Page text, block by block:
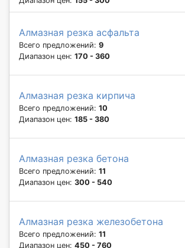
Алмазная резка асфальта
Всего предложений: 9
Диапазон цен: 170 - 360
Алмазная резка кирпича
Всего предложений: 10
Диапазон цен: 185 - 380
Алмазная резка бетона
Всего предложений: 11
Диапазон цен: 300 - 540
Алмазная резка железобетона
Всего предложений: 11
Диапазон цен: 450 - 760